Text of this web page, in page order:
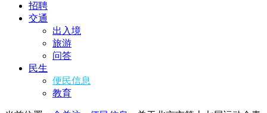
招聘
交通
出入境
旅游
问答
民生
便民信息
教育